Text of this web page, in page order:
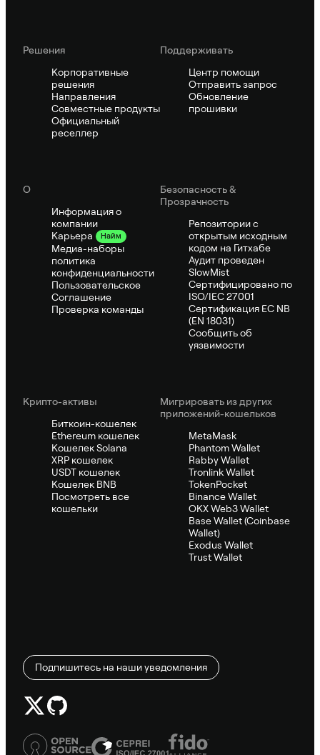
Решения
Корпоративные
решения
Направления
Совместные продукты
Официальный
реселлер
Поддерживать
Центр помощи
Отправить запрос
Обновление
прошивки
О
Информация о
компании
Карьера
Найм
Медиа-наборы
политика
конфиденциальности
Пользовательское
Соглашение
Проверка команды
Безопасность &
Прозрачность
Репозитории с
открытым исходным
кодом на Гитхабе
Аудит проведен
SlowMist
Сертифицировано по
ISO/IEC 27001
Сертификация ЕС NB
(EN 18031)
Сообщить об
уязвимости
Крипто-активы
Биткоин-кошелек
Ethereum кошелек
Кошелек Solana
XRP кошелек
USDT кошелек
Кошелек BNB
Посмотреть все
кошельки
Мигрировать из других
приложений-кошельков
MetaMask
Phantom Wallet
Rabby Wallet
Tronlink Wallet
TokenPocket
Binance Wallet
OKX Web3 Wallet
Base Wallet (Coinbase
Wallet)
Exodus Wallet
Trust Wallet
Подпишитесь на наши уведомления